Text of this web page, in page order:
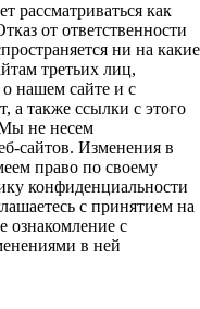
рассматриваться как
от ответственности
ни на какие
третьих лиц,
нашем сайте и с
а также ссылки с этого
Мы не несем
сайтов. Изменения в
право по своему
конфиденциальности
с принятием на
ознакомление с
в ней